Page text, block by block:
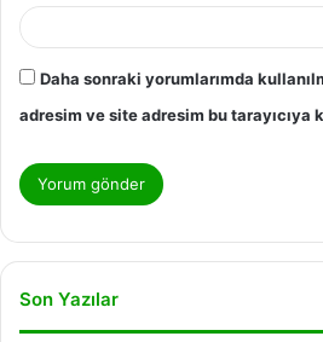
Daha sonraki yorumlarımda
adresim ve site adresim bu tarayıcıya
Son Yazılar